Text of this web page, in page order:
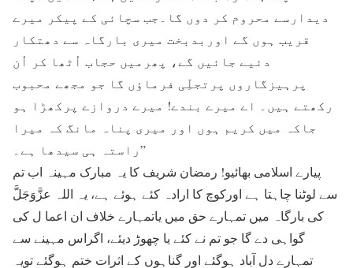
دیدارسے محروم کر دوں گا۔جب سچائی کے پیکر میرے
قریب ہوں گے اوربدبخت میری بارگاہ سے دھتکار
دئیے جائیں گے، پھرمیں حجاب اُٹھا کر اُن
پرہیزگاروں پرتجلِّی فرماؤں گا جو مجھے محبوب
رکھتے ہیں۔ اے میرے بندے! میرے دروازے پرکھڑا ہو
جاکہ میں کریم ہوں اور میری پناہ مانگ کہ میرا
راستہ ہی سیدھا ہے۔”
پیارے اسلامی بھائیو! رمضان شریف کا یہ مبارک مہینہ اب تم
سے لوٹنا چاہتا ہے اورکوچ کا ارادہ کئے ہوئے ہے، یہ اللہ عزَّوَجَلَّ
کی بارگاہ میں تمہارے حق میں یاتمہارے خلاف ان اعما ل کی
گواہی دے گا جو تم نے کئے یا چھوڑ دیئے، اگراس مہینے سے
تمہارے دل آباد ہوگئے اور گناہوں کے اثرات ختم ہوگئے تویہ